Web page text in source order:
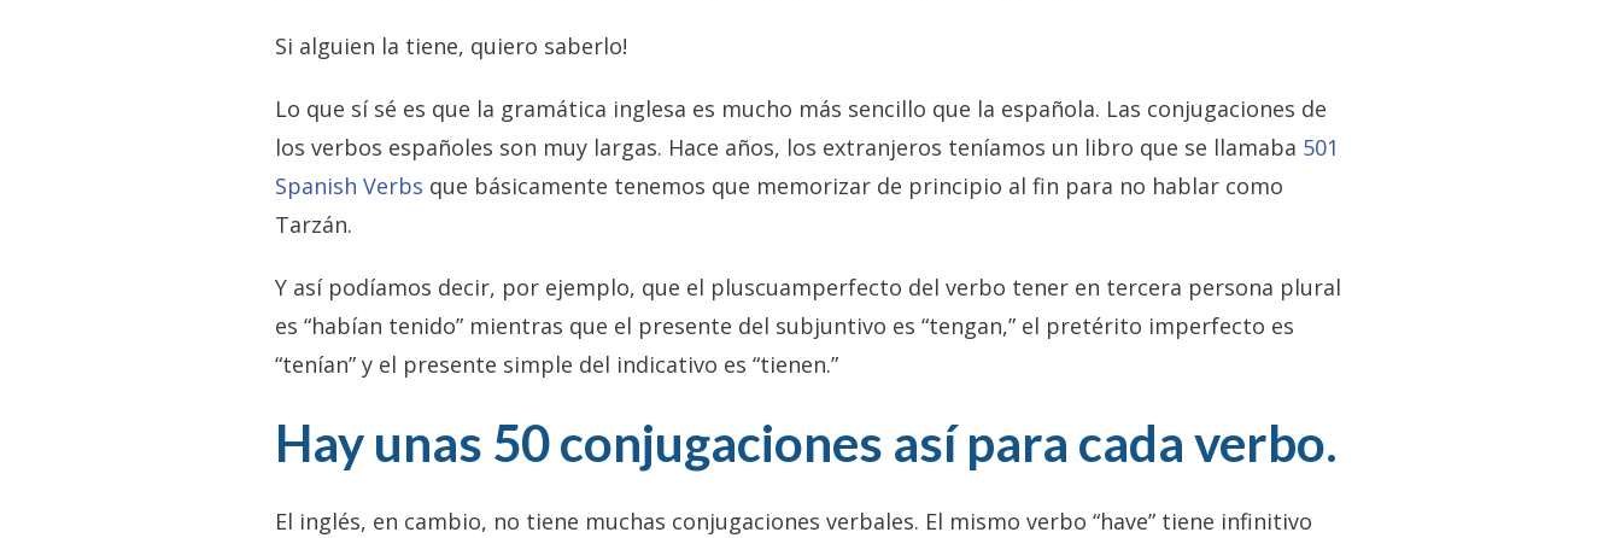
Si alguien la tiene, quiero saberlo!
Lo que sí sé es que la gramática inglesa es mucho más sencillo que la española. Las conjugaciones de
los verbos españoles son muy largas. Hace años, los extranjeros teníamos un libro que se llamaba 501
Spanish Verbs que básicamente tenemos que memorizar de principio al fin para no hablar como
Tarzán.
Y así podíamos decir, por ejemplo, que el pluscuamperfecto del verbo tener en tercera persona plural
es “habían tenido” mientras que el presente del subjuntivo es “tengan,” el pretérito imperfecto es
“tenían” y el presente simple del indicativo es “tienen.”
Hay unas 50 conjugaciones así para cada verbo.
El inglés, en cambio, no tiene muchas conjugaciones verbales. El mismo verbo “have” tiene infinitivo